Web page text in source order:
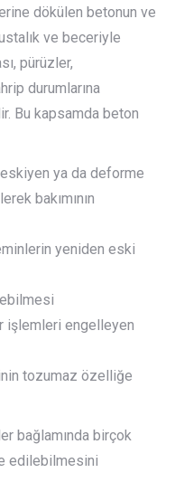
dökülen betonun ve
ve beceriyle
pürüzler,
durumlarına
Bu kapsamda beton
ya da deforme
bakımının
yeniden eski
işlemleri engelleyen
tozumaz özelliğe
bağlamında birçok
edilebilmesini